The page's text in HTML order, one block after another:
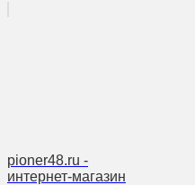
pioner48.ru -
интернет-магазин